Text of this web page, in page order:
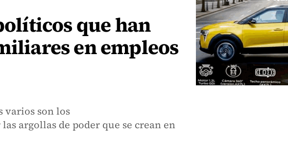
que han
en empleos
varios son los
argollas de poder que se crean en